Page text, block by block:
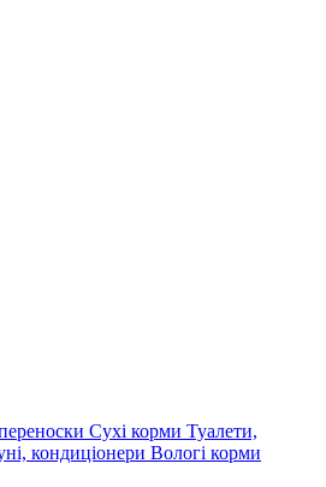
Сухі корми Туалети,
кондиціонери Вологі корми